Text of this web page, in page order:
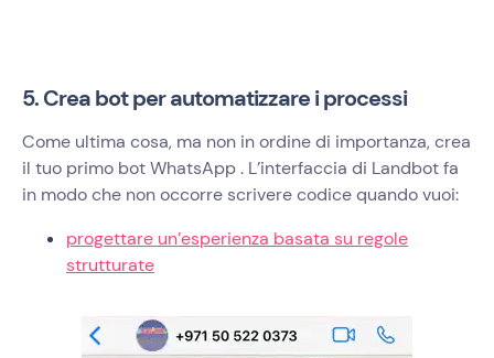
5. Crea bot per automatizzare i processi
Come ultima cosa, ma non in ordine di importanza, crea
il tuo primo bot WhatsApp . L’interfaccia di Landbot fa
in modo che non occorre scrivere codice quando vuoi:
progettare un’esperienza basata su regole
strutturate